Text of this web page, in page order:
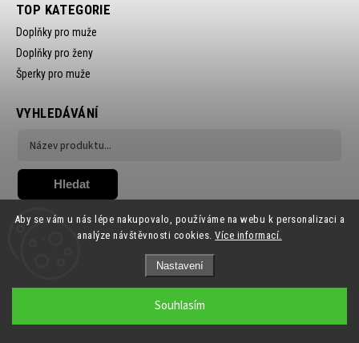
Aby se vám u nás lépe nakupovalo, používáme na webu k personalizaci a
analýze návštěvnosti cookies.Více informací.
Nastavení
Souhlasím
TOP KATEGORIE
Doplňky pro muže
Doplňky pro ženy
Šperky pro muže
VYHLEDÁVÁNÍ
Hledat
Ewena.CZ. Všechna práva vyhrazena.